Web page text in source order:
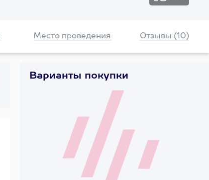
Место проведения Отзывы (10)
Варианты покупки